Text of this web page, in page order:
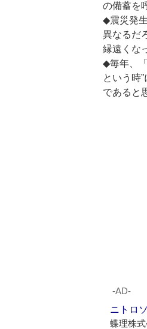
の備蓄を
◆震災発
異なるだ
縁遠くな
◆毎年、
という時
であると
‐AD‐
ニトロ
蝶理株